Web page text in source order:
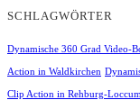
SCHLAGWÖRTER
Dynamische 360 Grad Video-
Action in Waldkirchen
Clip Action in Rehburg-